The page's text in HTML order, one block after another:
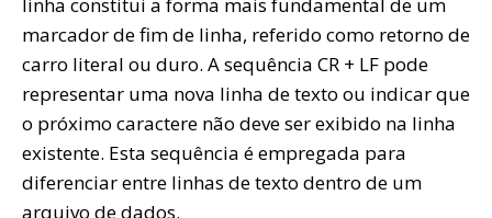
linha constitui a forma mais fundamental de um
marcador de fim de linha, referido como retorno de
carro literal ou duro. A sequência CR + LF pode
representar uma nova linha de texto ou indicar que
o próximo caractere não deve ser exibido na linha
existente. Esta sequência é empregada para
diferenciar entre linhas de texto dentro de um
arquivo de dados.